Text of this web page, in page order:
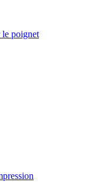
le poignet